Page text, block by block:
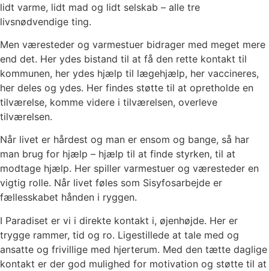
lidt varme, lidt mad og lidt selskab – alle tre
livsnødvendige ting.
Men væresteder og varmestuer bidrager med meget mere
end det. Her ydes bistand til at få den rette kontakt til
kommunen, her ydes hjælp til lægehjælp, her vaccineres,
her deles og ydes. Her findes støtte til at opretholde en
tilværelse, komme videre i tilværelsen, overleve
tilværelsen.
Når livet er hårdest og man er ensom og bange, så har
man brug for hjælp – hjælp til at finde styrken, til at
modtage hjælp. Her spiller varmestuer og væresteder en
vigtig rolle. Når livet føles som Sisyfosarbejde er
fællesskabet hånden i ryggen.
I Paradiset er vi i direkte kontakt i, øjenhøjde. Her er
trygge rammer, tid og ro. Ligestillede at tale med og
ansatte og frivillige med hjerterum. Med den tætte daglige
kontakt er der god mulighed for motivation og støtte til at